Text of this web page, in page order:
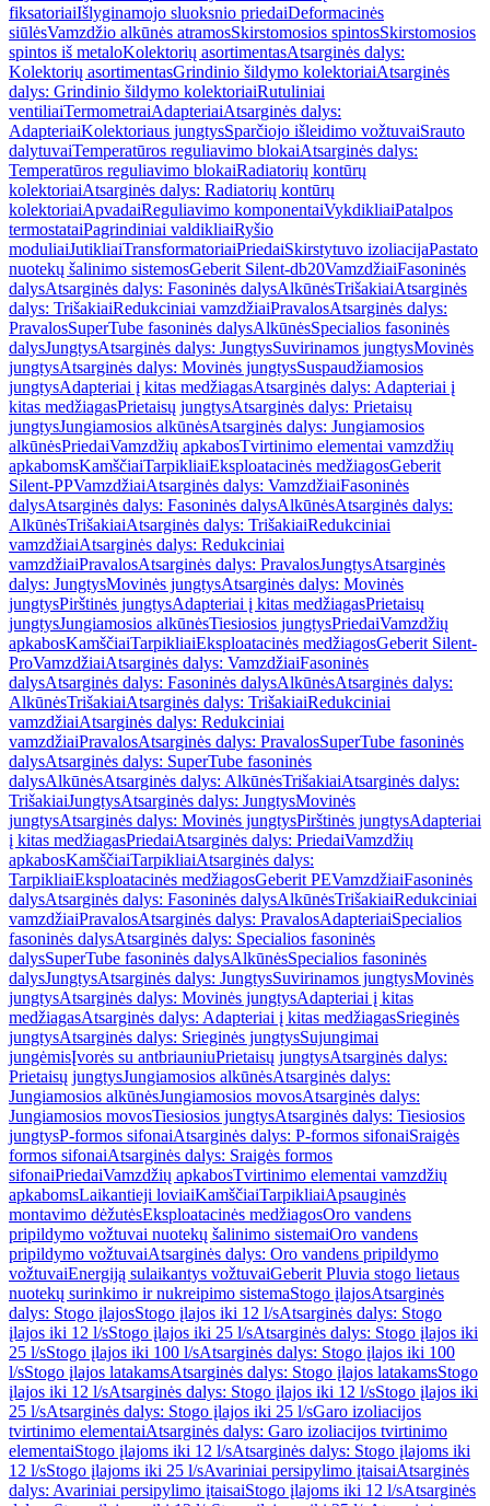
fiksatoriaiIšlyginamojo sluoksnio priedaiDeformacinės
siūlėsVamzdžio alkūnės atramosSkirstomosios spintosSkirstomosios
spintos iš metaloKolektorių asortimentasAtsarginės dalys:
Kolektorių asortimentasGrindinio šildymo kolektoriaiAtsarginės
dalys: Grindinio šildymo kolektoriaiRutuliniai
ventiliaiTermometraiAdapteriaiAtsarginės dalys:
AdapteriaiKolektoriaus jungtysSparčiojo išleidimo vožtuvaiSrauto
dalytuvaiTemperatūros reguliavimo blokaiAtsarginės dalys:
Temperatūros reguliavimo blokaiRadiatorių kontūrų
kolektoriaiAtsarginės dalys: Radiatorių kontūrų
kolektoriaiApvadaiReguliavimo komponentaiVykdikliaiPatalpos
termostataiPagrindiniai valdikliaiRyšio
moduliaiJutikliaiTransformatoriaiPriedaiSkirstytuvo izoliacijaPastato
nuotekų šalinimo sistemosGeberit Silent-db20VamzdžiaiFasoninės
dalysAtsarginės dalys: Fasoninės dalysAlkūnėsTrišakiaiAtsarginės
dalys: TrišakiaiRedukciniai vamzdžiaiPravalosAtsarginės dalys:
PravalosSuperTube fasoninės dalysAlkūnėsSpecialios fasoninės
dalysJungtysAtsarginės dalys: JungtysSuvirinamos jungtysMovinės
jungtysAtsarginės dalys: Movinės jungtysSuspaudžiamosios
jungtysAdapteriai į kitas medžiagasAtsarginės dalys: Adapteriai į
kitas medžiagasPrietaisų jungtysAtsarginės dalys: Prietaisų
jungtysJungiamosios alkūnėsAtsarginės dalys: Jungiamosios
alkūnėsPriedaiVamzdžių apkabosTvirtinimo elementai vamzdžių
apkabomsKamščiaiTarpikliaiEksploatacinės medžiagosGeberit
Silent-PPVamzdžiaiAtsarginės dalys: VamzdžiaiFasoninės
dalysAtsarginės dalys: Fasoninės dalysAlkūnėsAtsarginės dalys:
AlkūnėsTrišakiaiAtsarginės dalys: TrišakiaiRedukciniai
vamzdžiaiAtsarginės dalys: Redukciniai
vamzdžiaiPravalosAtsarginės dalys: PravalosJungtysAtsarginės
dalys: JungtysMovinės jungtysAtsarginės dalys: Movinės
jungtysPirštinės jungtysAdapteriai į kitas medžiagasPrietaisų
jungtysJungiamosios alkūnėsTiesiosios jungtysPriedaiVamzdžių
apkabosKamščiaiTarpikliaiEksploatacinės medžiagosGeberit Silent-
ProVamzdžiaiAtsarginės dalys: VamzdžiaiFasoninės
dalysAtsarginės dalys: Fasoninės dalysAlkūnėsAtsarginės dalys:
AlkūnėsTrišakiaiAtsarginės dalys: TrišakiaiRedukciniai
vamzdžiaiAtsarginės dalys: Redukciniai
vamzdžiaiPravalosAtsarginės dalys: PravalosSuperTube fasoninės
dalysAtsarginės dalys: SuperTube fasoninės
dalysAlkūnėsAtsarginės dalys: AlkūnėsTrišakiaiAtsarginės dalys:
TrišakiaiJungtysAtsarginės dalys: JungtysMovinės
jungtysAtsarginės dalys: Movinės jungtysPirštinės jungtysAdapteriai
į kitas medžiagasPriedaiAtsarginės dalys: PriedaiVamzdžių
apkabosKamščiaiTarpikliaiAtsarginės dalys:
TarpikliaiEksploatacinės medžiagosGeberit PEVamzdžiaiFasoninės
dalysAtsarginės dalys: Fasoninės dalysAlkūnėsTrišakiaiRedukciniai
vamzdžiaiPravalosAtsarginės dalys: PravalosAdapteriaiSpecialios
fasoninės dalysAtsarginės dalys: Specialios fasoninės
dalysSuperTube fasoninės dalysAlkūnėsSpecialios fasoninės
dalysJungtysAtsarginės dalys: JungtysSuvirinamos jungtysMovinės
jungtysAtsarginės dalys: Movinės jungtysAdapteriai į kitas
medžiagasAtsarginės dalys: Adapteriai į kitas medžiagasSrieginės
jungtysAtsarginės dalys: Srieginės jungtysSujungimai
jungėmisĮvorės su antbriauniuPrietaisų jungtysAtsarginės dalys:
Prietaisų jungtysJungiamosios alkūnėsAtsarginės dalys:
Jungiamosios alkūnėsJungiamosios movosAtsarginės dalys:
Jungiamosios movosTiesiosios jungtysAtsarginės dalys: Tiesiosios
jungtysP-formos sifonaiAtsarginės dalys: P-formos sifonaiSraigės
formos sifonaiAtsarginės dalys: Sraigės formos
sifonaiPriedaiVamzdžių apkabosTvirtinimo elementai vamzdžių
apkabomsLaikantieji loviaiKamščiaiTarpikliaiApsauginės
montavimo dėžutėsEksploatacinės medžiagosOro vandens
pripildymo vožtuvai nuotekų šalinimo sistemaiOro vandens
pripildymo vožtuvaiAtsarginės dalys: Oro vandens pripildymo
vožtuvaiEnergiją sulaikantys vožtuvaiGeberit Pluvia stogo lietaus
nuotekų surinkimo ir nukreipimo sistemaStogo įlajosAtsarginės
dalys: Stogo įlajosStogo įlajos iki 12 l/sAtsarginės dalys: Stogo
įlajos iki 12 l/sStogo įlajos iki 25 l/sAtsarginės dalys: Stogo įlajos iki
25 l/sStogo įlajos iki 100 l/sAtsarginės dalys: Stogo įlajos iki 100
l/sStogo įlajos latakamsAtsarginės dalys: Stogo įlajos latakamsStogo
įlajos iki 12 l/sAtsarginės dalys: Stogo įlajos iki 12 l/sStogo įlajos iki
25 l/sAtsarginės dalys: Stogo įlajos iki 25 l/sGaro izoliacijos
tvirtinimo elementaiAtsarginės dalys: Garo izoliacijos tvirtinimo
elementaiStogo įlajoms iki 12 l/sAtsarginės dalys: Stogo įlajoms iki
12 l/sStogo įlajoms iki 25 l/sAvariniai persipylimo įtaisaiAtsarginės
dalys: Avariniai persipylimo įtaisaiStogo įlajoms iki 12 l/sAtsarginės